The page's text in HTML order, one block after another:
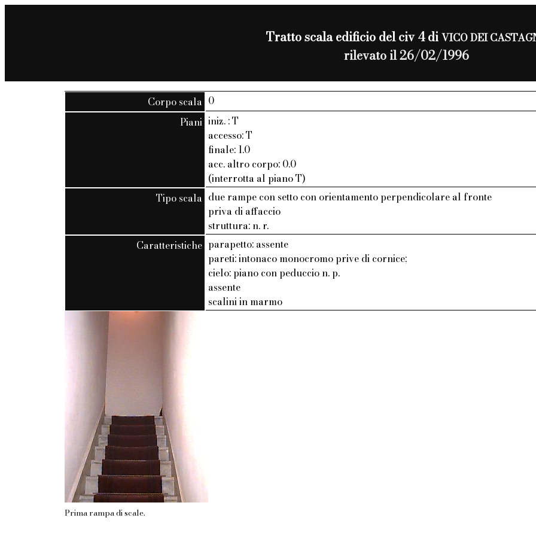
Tratto scala edificio del civ 4 diVICO DEI
rilevato il 26/02/1996
Corpo scala 0
Piani iniz. : T
accesso: T
finale: 1.0
acc. altro corpo: 0.0
(interrotta al piano T)
Tipo scala due rampe con setto con orientamento perpendicolare al fronte
priva di affaccio
struttura: n. r.
Caratteristiche parapetto: assente
pareti: intonaco monocromo prive di cornice;
cielo: piano con peduccio n. p.
assente
scalini in marmo
Prima rampa di scale.